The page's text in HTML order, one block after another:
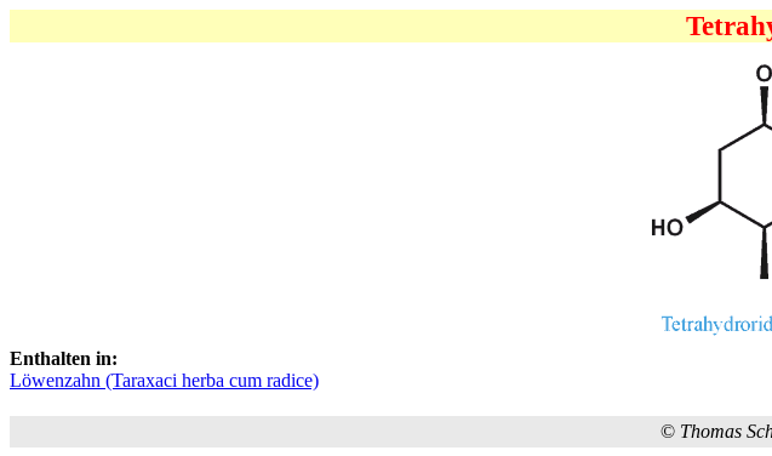
Enthalten in:
Löwenzahn (Taraxaci herba cum radice)
© Thomas